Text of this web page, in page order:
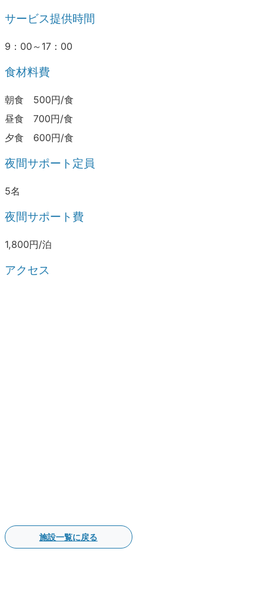
サービス提供時間
9：00～17：00
食材料費
朝食 500円/食
昼食 700円/食
夕食 600円/食
夜間サポート定員
5名
夜間サポート費
1,800円/泊
アクセス
施設一覧に戻る